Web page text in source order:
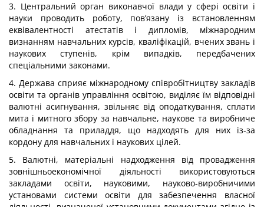
3. Центральний орган виконавчої влади у сфері освіти і
науки проводить роботу, пов’язану із встановленням
еквівалентності атестатів і дипломів, міжнародним
визнанням навчальних курсів, кваліфікацій, вчених звань і
наукових ступенів, крім випадків, передбачених
спеціальними законами.
4. Держава сприяє міжнародному співробітництву закладів
освіти та органів управління освітою, виділяє їм відповідні
валютні асигнування, звільняє від оподаткування, сплати
мита і митного збору за навчальне, наукове та виробниче
обладнання та приладдя, що надходять для них із-за
кордону для навчальних і наукових цілей.
5. Валютні, матеріальні надходження від провадження
зовнішньоекономічної діяльності використовуються
закладами освіти, науковими, науково-виробничими
установами системи освіти для забезпечення власної